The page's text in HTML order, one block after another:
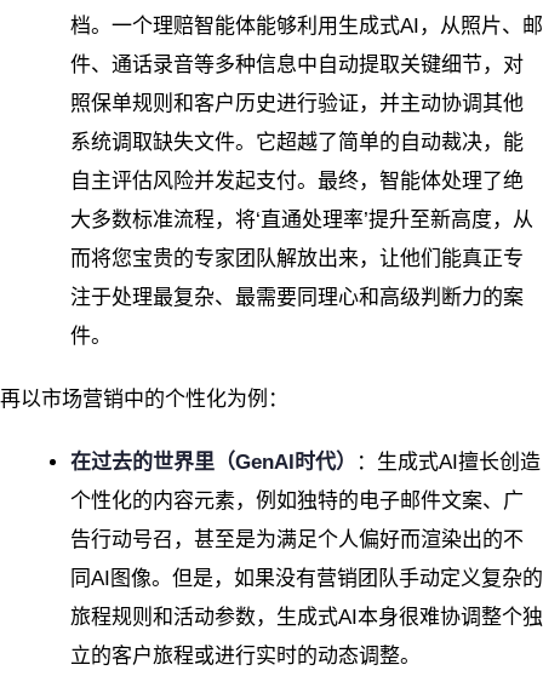
档。一个理赔智能体能够利用生成式AI，从照片、邮
件、通话录音等多种信息中自动提取关键细节，对
照保单规则和客户历史进行验证，并主动协调其他
系统调取缺失文件。它超越了简单的自动裁决，能
自主评估风险并发起支付。最终，智能体处理了绝
大多数标准流程，将‘直通处理率’提升至新高度，从
而将您宝贵的专家团队解放出来，让他们能真正专
注于处理最复杂、最需要同理心和高级判断力的案
件。
再以市场营销中的个性化为例：
在过去的世界里（GenAI时代）
：生成式AI擅长创造
个性化的内容元素，例如独特的电子邮件文案、广
告行动号召，甚至是为满足个人偏好而渲染出的不
同AI图像。但是，如果没有营销团队手动定义复杂的
旅程规则和活动参数，生成式AI本身很难协调整个独
立的客户旅程或进行实时的动态调整。